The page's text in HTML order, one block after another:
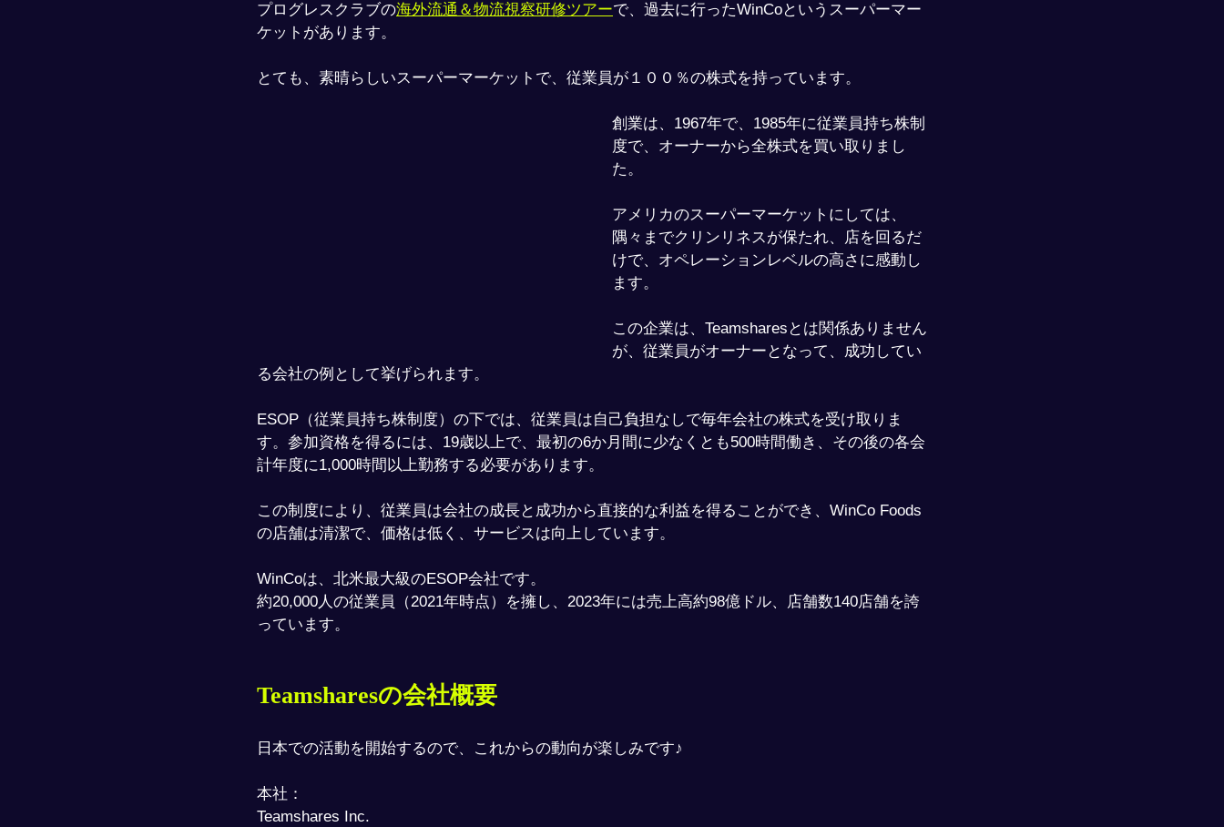
プログレスクラブの海外流通＆物流視察研修ツアーで、過去に行ったWinCoというスーパーマー
ケットがあります。
とても、素晴らしいスーパーマーケットで、従業員が１００％の株式を持っています。
創業は、1967年で、1985年に従業員持ち株制
度で、オーナーから全株式を買い取りまし
た。
アメリカのスーパーマーケットにしては、
隅々までクリンリネスが保たれ、店を回るだ
けで、オペレーションレベルの高さに感動し
ます。
この企業は、Teamsharesとは関係ありません
が、従業員がオーナーとなって、成功してい
る会社の例として挙げられます。
ESOP（従業員持ち株制度）の下では、従業員は自己負担なしで毎年会社の株式を受け取りま
す。​参加資格を得るには、19歳以上で、最初の6か月間に少なくとも500時間働き、その後の各会
計年度に1,000時間以上勤務する必要があります。 ​
この制度により、従業員は会社の成長と成功から直接的な利益を得ることができ、WinCo Foods
の店舗は清潔で、価格は低く、サービスは向上しています。
WinCoは、北米最大級のESOP会社です。
約20,000人の従業員（2021年時点）を擁し、​2023年には売上高約98億ドル、店舗数140店舗を誇
っています。
Teamsharesの会社概要
日本での活動を開始するので、これからの動向が楽しみです♪
本社：
Teamshares Inc.